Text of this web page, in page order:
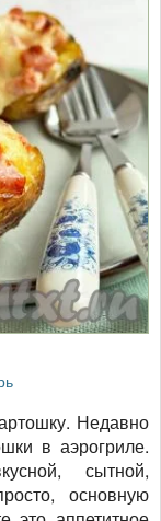
Недавно
в аэрогриле.
сытной,
основную